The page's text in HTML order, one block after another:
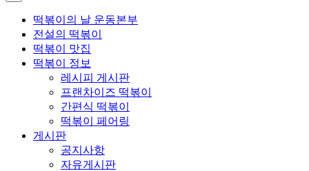
떡볶이의 날 운동본부
전설의 떡볶이
떡볶이 맛집
떡볶이 정보
레시피 게시판
프랜차이즈 떡볶이
간편식 떡볶이
떡볶이 페어링
게시판
공지사항
자유게시판